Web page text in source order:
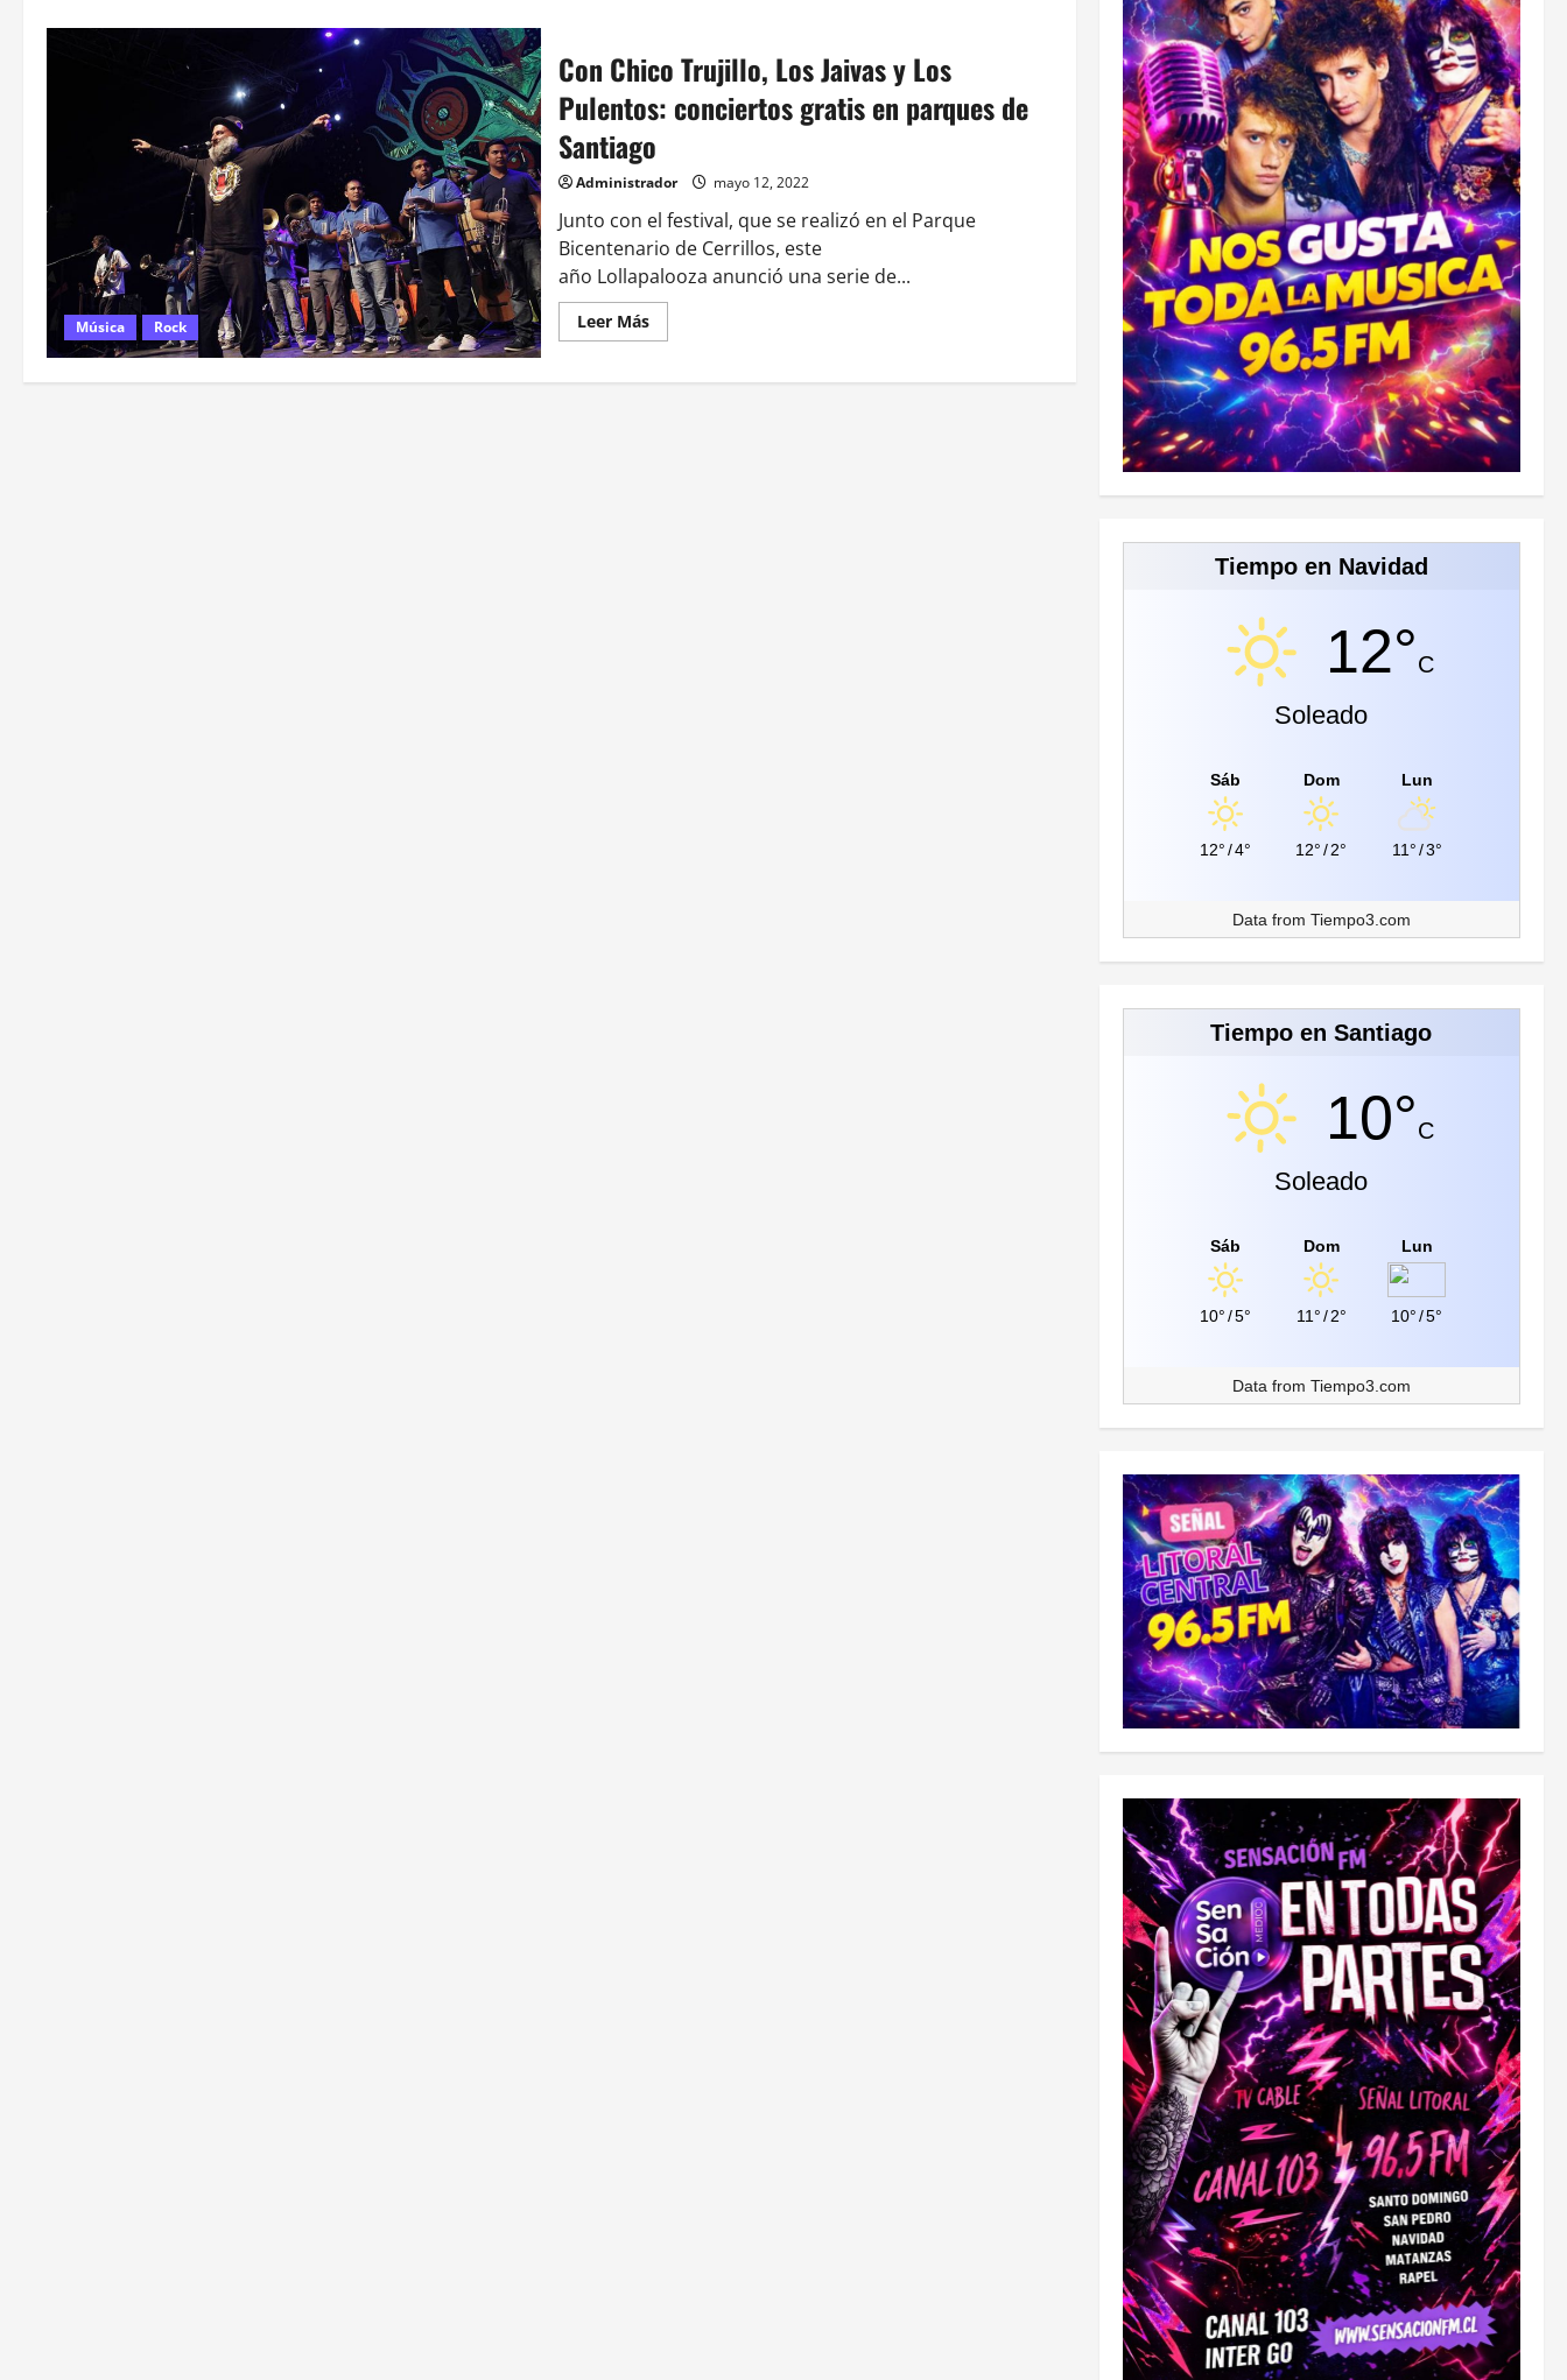
Música Rock
Con Chico Trujillo, Los Jaivas y Los
Pulentos: conciertos gratis en parques de
Santiago
Administrador mayo 12, 2022
Junto con el festival, que se realizó en el Parque
Bicentenario de Cerrillos, este
año Lollapalooza anunció una serie de...
Leer MásLeer
más
Con
Tiempo en Navidad
12°C
Soleado
Sáb
12° /4°
Dom
12° /2°
Lun
11°/3°
Data from Tiempo3.com
Tiempo en Santiago
10°C
Soleado
Sáb
10° /5°
Dom
11°/2°
Lun
10° /5°
Data from Tiempo3.com